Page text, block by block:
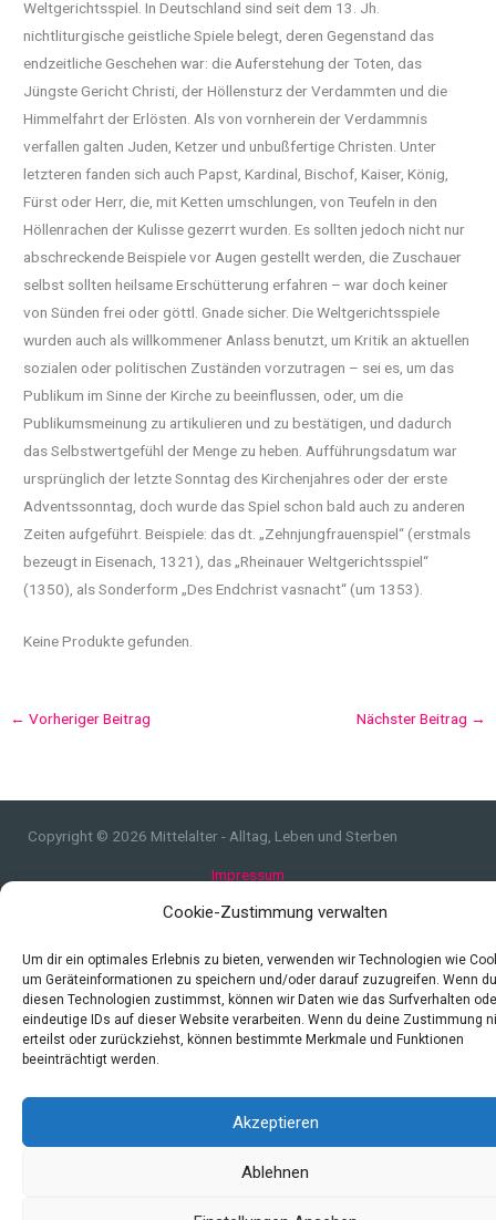
Cookie-Zustimmung verwalten
Um dir ein optimales Erlebnis zu bieten, verwenden wir Technologien wie
um Geräteinformationen zu speichern und/oder darauf zuzugreifen. Wenn du
diesen Technologien zustimmst, können wir Daten wie das Surfverhalten
eindeutige IDs auf dieser Website verarbeiten. Wenn du deine Zustimmung
erteilst oder zurückziehst, können bestimmte Merkmale und Funktionen
beeinträchtigt werden.
Akzeptieren
Ablehnen
Weltgerichtsspiel. In Deutschland sind seit dem 13. Jh.
nichtliturgische geistliche Spielebelegt, deren Gegenstand das
endzeitliche Geschehen war: die Auferstehung der Toten, das
Jüngste Gericht Christi, der Höllensturz der Verdammten und die
Himmelfahrt der Erlösten. Als von vornherein der Verdammnis
verfallen galten Juden, Ketzer und unbußfertige Christen. Unter
letzteren fanden sich auch Papst, Kardinal, Bischof, Kaiser, König,
Fürst oder Herr, die, mit Ketten umschlungen, von Teufeln in den
Höllenrachen der Kulisse gezerrt wurden. Es sollten jedoch nicht nur
abschreckende Beispiele vor Augen gestellt werden, die Zuschauer
selbst sollten heilsame Erschütterung erfahren – war doch keiner
von Sünden frei oder göttl. Gnade sicher. Die Weltgerichtsspiele
wurden auch als willkommener Anlass benutzt, um Kritik an aktuellen
sozialen oder politischen Zuständen vorzutragen – sei es, um das
Publikum im Sinne der Kirche zu beeinflussen, oder, um die
Publikumsmeinung zu artikulieren und zu bestätigen, und dadurch
das Selbstwertgefühl der Menge zu heben. Aufführungsdatum war
ursprünglich der letzte Sonntag des Kirchenjahres oder der erste
Adventssonntag, doch wurde das Spiel schon bald auch zu anderen
Zeiten aufgeführt. Beispiele: das dt. „Zehnjungfrauenspiel“ (erstmals
bezeugt in Eisenach, 1321), das „Rheinauer Weltgerichtsspiel“
(1350), als Sonderform „Des Endchrist vasnacht“ (um 1353).
Keine Produkte gefunden.
← Vorheriger Beitrag Nächster Beitrag →
Copyright © 2026 Mittelalter - Alltag, Leben und Sterben
Impressum
Datenschutzerklärung und Cookie-Richtlinie
Index